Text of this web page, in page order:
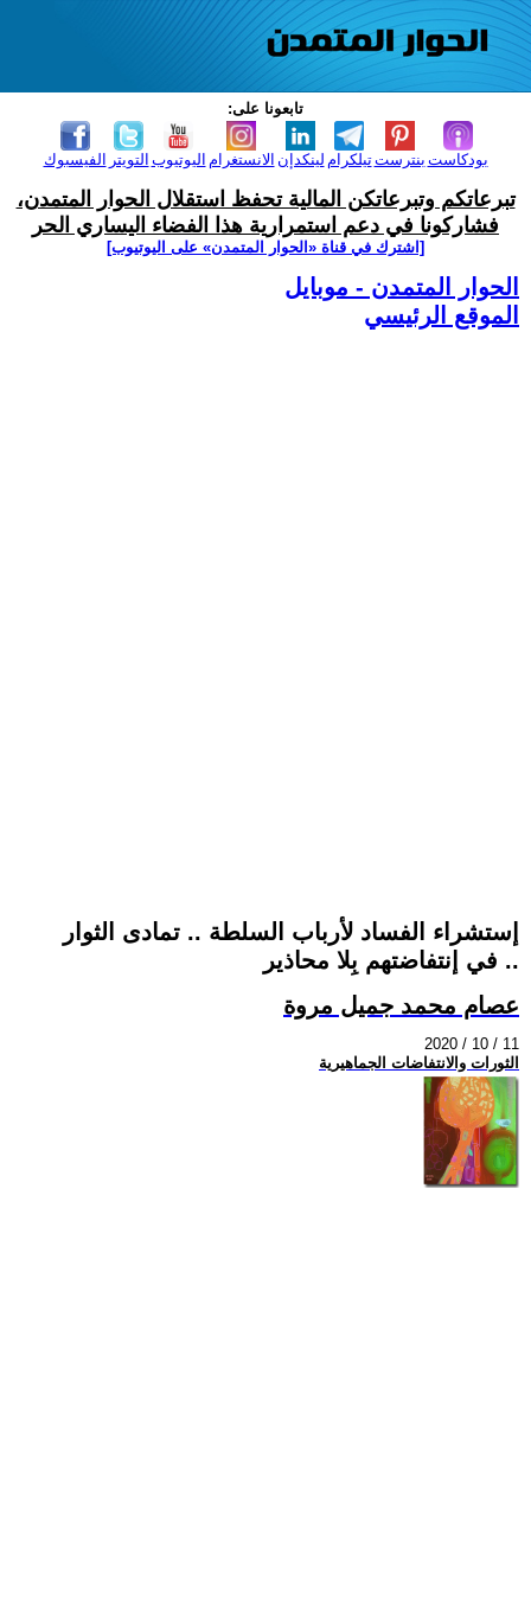
تابعونا على:
الفيسبوك التويتر اليوتيوب الانستغرام لينكدإن تيلكرامبنترست بودكاست
تبرعاتكم وتبرعاتكن المالية تحفظ استقلال الحوار المتمدن،
فشاركونا في دعم استمرارية هذا الفضاء اليساري الحر
[اشترك في قناة ‫«الحوار المتمدن» على اليوتيوب]
الحوار المتمدن - موبايل
الموقع الرئيسي
إستشراء الفساد لأرباب السلطة .. تمادى الثوار
في إنتفاضتهم بِلا محاذير ..
عصام محمد جميل مروة
2020 / 10 / 11
الثورات والانتفاضات الجماهيرية